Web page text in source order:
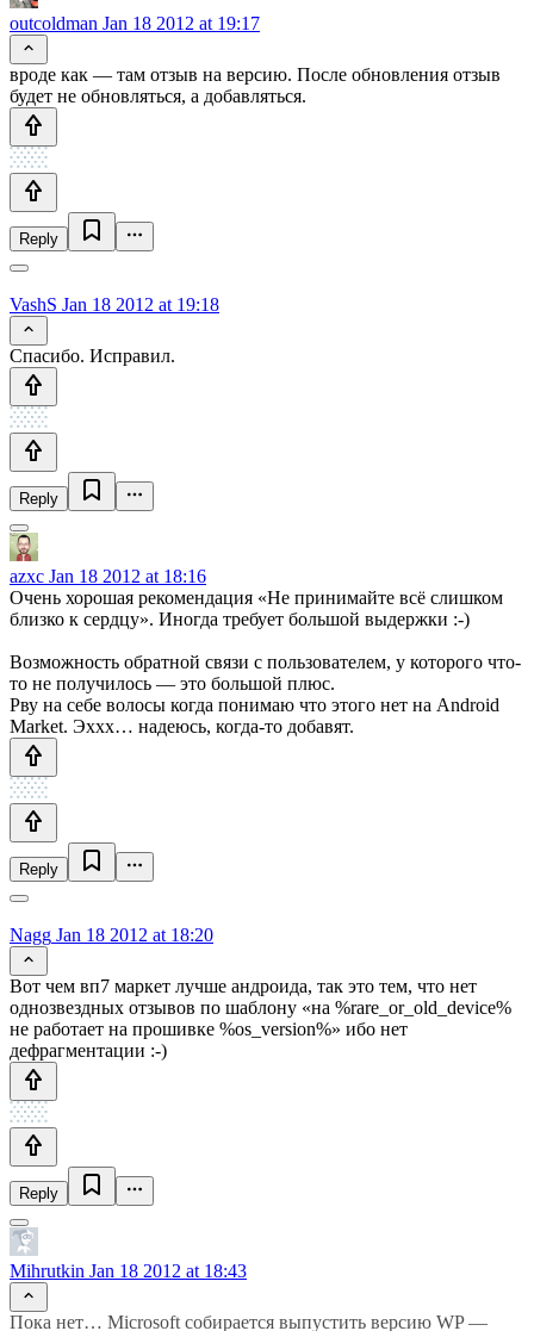
outcoldman Jan 18 2012 at 19:17
вроде как — там отзыв на версию. После обновления отзыв
будет не обновляться, а добавляться.
Reply
VashS Jan 18 2012 at 19:18
Спасибо. Исправил.
Reply
azxc Jan 18 2012 at 18:16
Очень хорошая рекомендация «Не принимайте всё слишком
близко к сердцу». Иногда требует большой выдержки :-)
Возможность обратной связи с пользователем, у которого что-
то не получилось — это большой плюс.
Рву на себе волосы когда понимаю что этого нет на Android
Market. Эххх… надеюсь, когда-то добавят.
Reply
Nagg Jan 18 2012 at 18:20
Вот чем вп7 маркет лучше андроида, так это тем, что нет
однозвездных отзывов по шаблону «на %rare_or_old_device%
не работает на прошивке %os_version%» ибо нет
дефрагментации :-)
Reply
Mihrutkin Jan 18 2012 at 18:43
Пока нет… Microsoft собирается выпустить версию WP —